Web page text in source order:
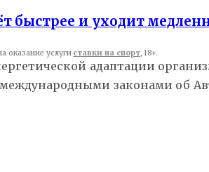
быстрее и уходит
услуги ставки на спорт, 18+.
адаптации
законами об